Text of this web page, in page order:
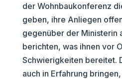
der Wohnbaukonferenz
geben, ihre Anliegen
gegenüber der Ministerin
berichten, was ihnen vor
Schwierigkeiten bereitet.
auch in Erfahrung